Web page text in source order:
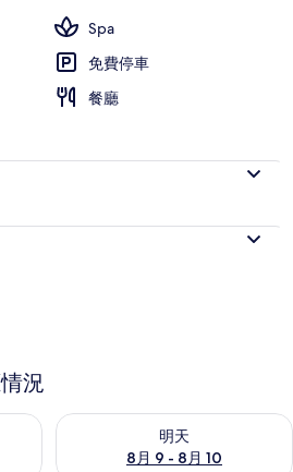
Spa
免費停車
餐廳
況
應情況
明天
8月 9 - 8月 10
查看明天 (8月 9 - 8月 10) 的供